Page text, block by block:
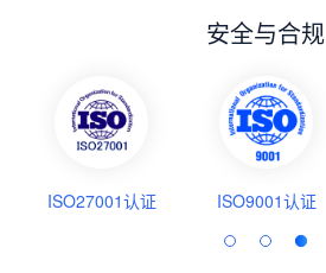
安全与合规
ISO27001认证 ISO9001认证